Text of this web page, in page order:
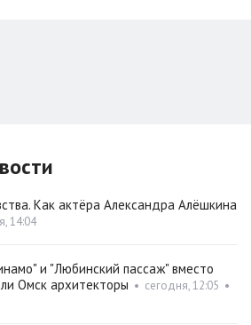
Как актёра Александра Алёшкина
14:04
и "Любинский пассаж" вместо
Омск архитекторы • сегодня, 12:05 •